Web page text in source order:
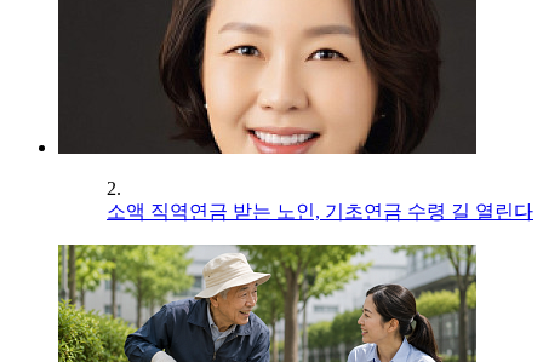
2.
소액 직역연금 받는 노인, 기초연금 수령 길 열린다